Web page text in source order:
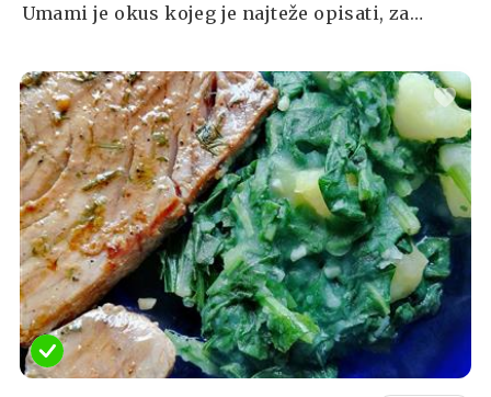
Umami je okus kojeg je najteže opisati, za
potpunosti i užitka pri jelu; zaokružena cjelina
uravnoteženih okusa koji pružaju puno više od
pojedinačnih sastojka.